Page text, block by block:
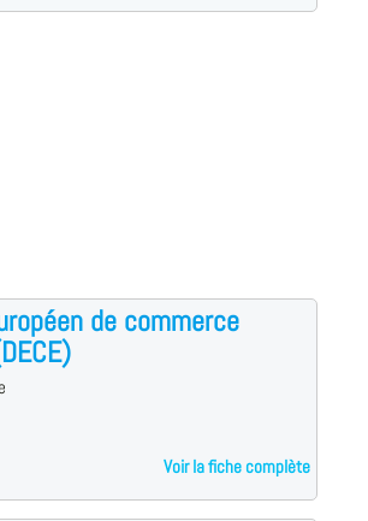
de commerce
Voir la fiche complète